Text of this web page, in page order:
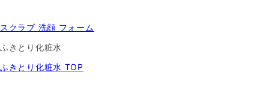
スクラブ 洗顔 フォーム
ふきとり化粧水
ふきとり化粧水 TOP